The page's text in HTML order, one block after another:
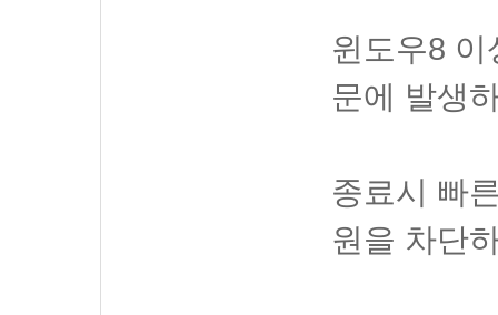
윈도우8
문에 발생
종료시 빠
원을 차단